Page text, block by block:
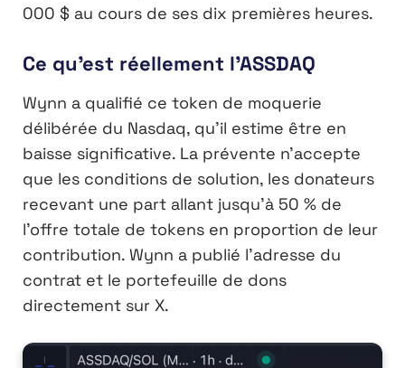
000 $ au cours de ses dix premières heures.
Ce qu’est réellement l’ASSDAQ
Wynn a qualifié ce token de moquerie
délibérée du Nasdaq, qu’il estime être en
baisse significative. La prévente n’accepte
que les conditions de solution, les donateurs
recevant une part allant jusqu’à 50 % de
l’offre totale de tokens en proportion de leur
contribution. Wynn a publié l’adresse du
contrat et le portefeuille de dons
directement sur X.